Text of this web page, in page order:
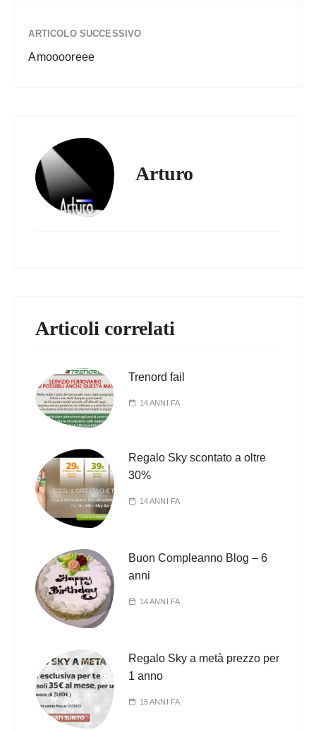
ARTICOLO SUCCESSIVO
Amooooreee
Arturo
Articoli correlati
Trenord fail
14 ANNI FA
Regalo Sky scontato a oltre
30%
14 ANNI FA
Buon Compleanno Blog – 6
anni
14 ANNI FA
Regalo Sky a metà prezzo per
1 anno
15 ANNI FA